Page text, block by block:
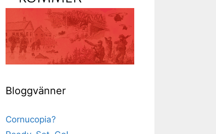
Bloggvänner
Cornucopia?